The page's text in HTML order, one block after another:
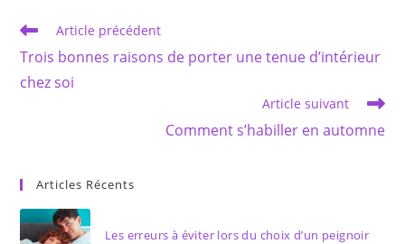
Read
articles
Article précédent
Trois bonnes raisons de porter une tenue d’intérieur
chez soi
Article suivant
Comment s’habiller en automne
Articles Récents
Les erreurs à éviter lors du choix d’un peignoir